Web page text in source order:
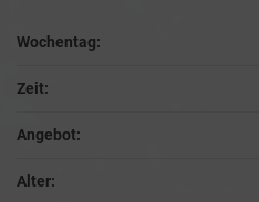
Wochentag:
Zeit:
Angebot:
Alter: